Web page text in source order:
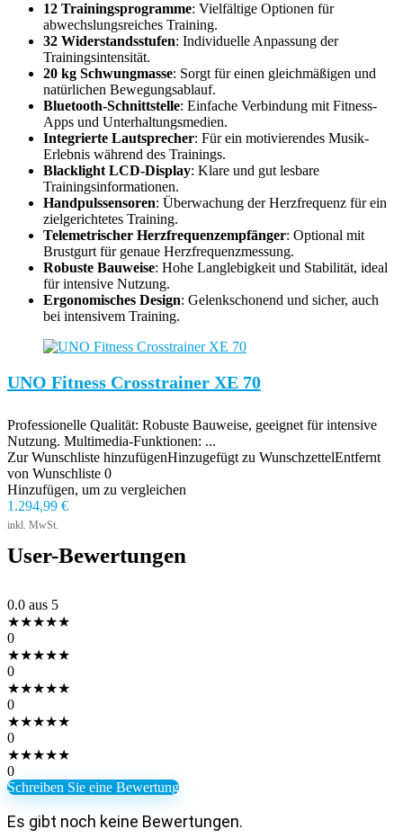
12 Trainingsprogramme: Vielfältige Optionen für
abwechslungsreiches Training.
32 Widerstandsstufen: Individuelle Anpassung der
Trainingsintensität.
20 kg Schwungmasse: Sorgt für einen gleichmäßigen und
natürlichen Bewegungsablauf.
Bluetooth-Schnittstelle: Einfache Verbindung mit Fitness-
Apps und Unterhaltungsmedien.
Integrierte Lautsprecher: Für ein motivierendes Musik-
Erlebnis während des Trainings.
Blacklight LCD-Display: Klare und gut lesbare
Trainingsinformationen.
Handpulssensoren: Überwachung der Herzfrequenz für ein
zielgerichtetes Training.
Telemetrischer Herzfrequenzempfänger: Optional mit
Brustgurt für genaue Herzfrequenzmessung.
Robuste Bauweise: Hohe Langlebigkeit und Stabilität, ideal
für intensive Nutzung.
Ergonomisches Design: Gelenkschonend und sicher, auch
bei intensivem Training.
UNO Fitness Crosstrainer XE 70
Professionelle Qualität: Robuste Bauweise, geeignet für intensive
Nutzung. Multimedia-Funktionen: ...
Zur Wunschliste hinzufügenHinzugefügt zu WunschzettelEntfernt
von Wunschliste 0
Hinzufügen, um zu vergleichen
1.294,99 €
User-Bewertungen
0.0 aus 5
★★★★★
0
★★★★★
0
★★★★★
0
★★★★★
0
★★★★★
0
Schreiben Sie eine Bewertung
Es gibt noch keine Bewertungen.